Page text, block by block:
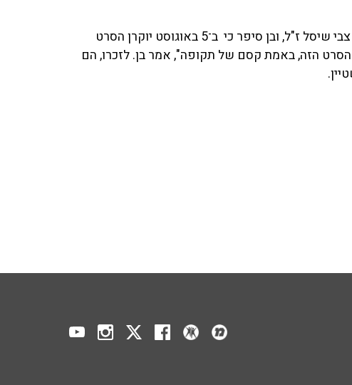
ינון ובן סיימו את התוכנית עם ציון שנה לפטירתו של צבי שיסל ז"ל, ובן סיפר כי ב־5 באוגוסט יוקרן הסרט
הזה, באמת קסם של תקופה", אמר בן. לזכרו, הם